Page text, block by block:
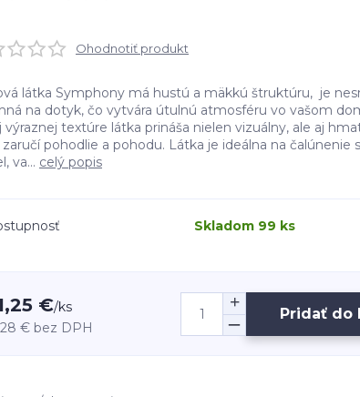
Ohodnotiť produkt
látka Symphony má hustú a mäkkú štruktúru, je
na dotyk, čo vytvára útulnú atmosféru vo vašom
výraznej textúre látka prináša nielen vizuálny, ale aj
pohodlie a pohodu. Látka je ideálna na čalúnenie
va... celý popis
Skladom 99 ks
€/ks
€ bez DPH
Pridať do